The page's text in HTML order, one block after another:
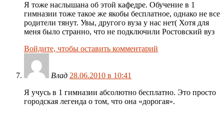
Я тоже наслышана об этой кафедре. Обучение в 1
гимназии тоже такое же якобы бесплатное, однако не все
родители тянут. Увы, другого вуза у нас нет( Хотя для
меня было странно, что не подключили Ростовский вуз
Войдите, чтобы оставить комментарий
Влад 28.06.2010 в 10:41
Я учусь в 1 гимназии абсолютно бесплатно. Это просто
городская легенда о том, что она «дорогая».